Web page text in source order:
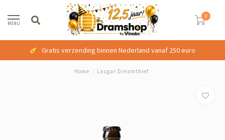
MENU
0
Gratis verzending binnen Nederland vanaf 250 euro
Home Laugar Dreamthief